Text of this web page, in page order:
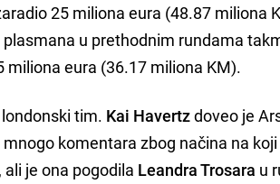
25 miliona eura (48.87 miliona
u prethodnim rundama
miliona eura (36.17 miliona KM).
tim. Kai Havertzdoveo je
komentara zbog načina na
je ona pogodila Leandra Trosara u